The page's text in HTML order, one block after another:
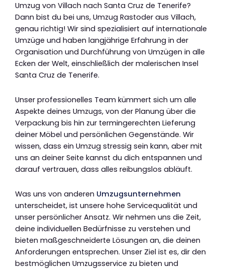
Umzug von Villach nach Santa Cruz de Tenerife?
Dann bist du bei uns, Umzug Rastoder aus Villach,
genau richtig! Wir sind spezialisiert auf internationale
Umzüge und haben langjährige Erfahrung in der
Organisation und Durchführung von Umzügen in alle
Ecken der Welt, einschließlich der malerischen Insel
Santa Cruz de Tenerife.
Unser professionelles Team kümmert sich um alle
Aspekte deines Umzugs, von der Planung über die
Verpackung bis hin zur termingerechten Lieferung
deiner Möbel und persönlichen Gegenstände. Wir
wissen, dass ein Umzug stressig sein kann, aber mit
uns an deiner Seite kannst du dich entspannen und
darauf vertrauen, dass alles reibungslos abläuft.
Was uns von anderen Umzugsunternehmen
unterscheidet, ist unsere hohe Servicequalität und
unser persönlicher Ansatz. Wir nehmen uns die Zeit,
deine individuellen Bedürfnisse zu verstehen und
bieten maßgeschneiderte Lösungen an, die deinen
Anforderungen entsprechen. Unser Ziel ist es, dir den
bestmöglichen Umzugsservice zu bieten und